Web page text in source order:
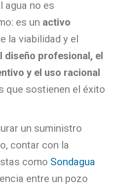
agua no es
es un activo
la viabilidad y el
diseño profesional, el
y el uso racional
que sostienen el éxito
un suministro
contar con la
como Sondagua
entre un pozo